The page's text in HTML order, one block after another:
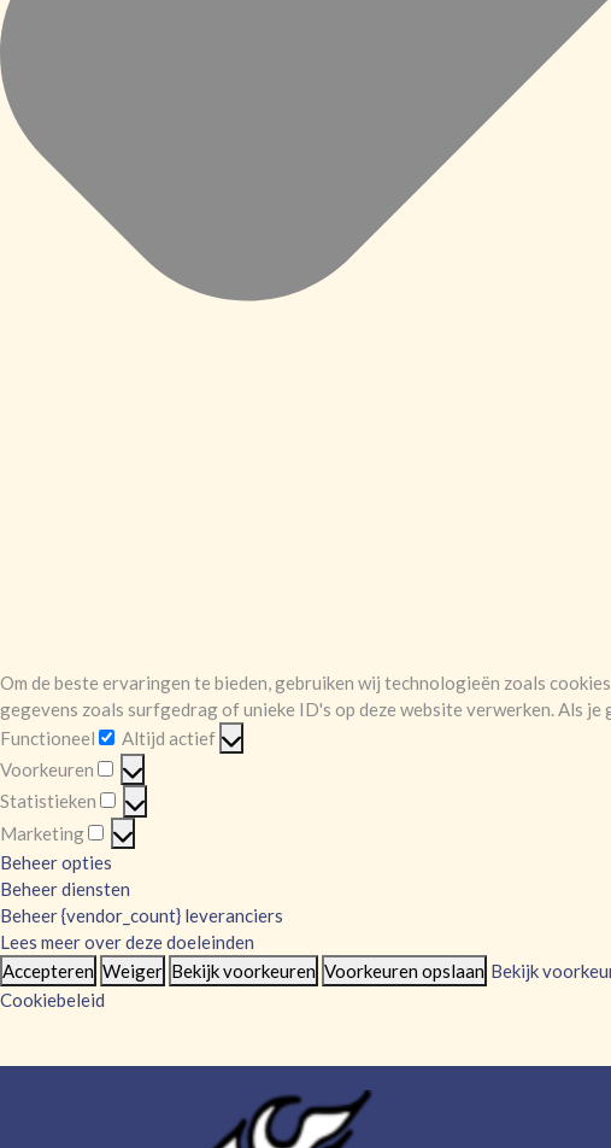
Om de beste ervaringen te bieden, gebruiken wij technologieën zoals
gegevens zoals surfgedrag of unieke ID's op deze website verwerken. Als
Functioneel
Functioneel
Altijd actief
Voorkeuren
Voorkeuren
Statistieken
Statistieken
Marketing
Marketing
Beheer opties
Beheer diensten
Beheer {vendor_count} leveranciers
Lees meer over deze doeleinden
Accepteren Weiger Bekijk voorkeuren Voorkeuren opslaan Bekijk
Cookiebeleid